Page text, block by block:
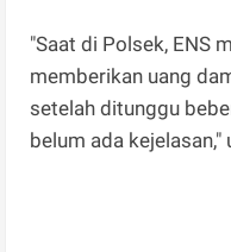
"Saat di Polsek, ENS
memberikan uang
setelah ditunggu
belum ada kejelasan,"